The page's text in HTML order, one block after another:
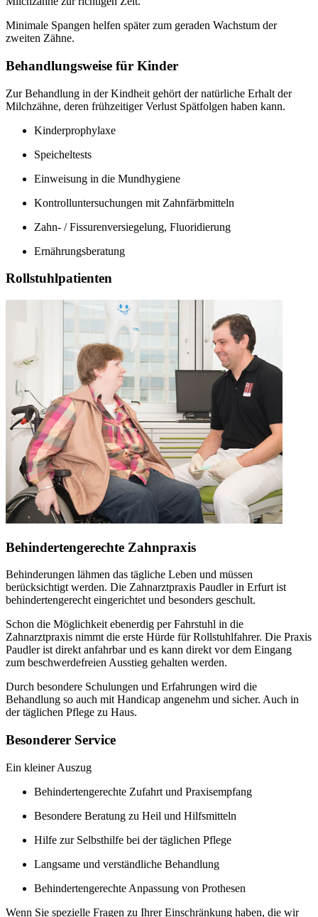
Minimale Spangen helfen später zum geraden Wachstum der
zweiten Zähne.
Behandlungsweise für Kinder
Zur Behandlung in der Kindheit gehört der natürliche Erhalt der
Milchzähne, deren frühzeitiger Verlust Spätfolgen haben kann.
Kinderprophylaxe
Speicheltests
Einweisung in die Mundhygiene
Kontrolluntersuchungen mit Zahnfärbmitteln
Zahn- / Fissurenversiegelung, Fluoridierung
Ernährungsberatung
Rollstuhlpatienten
Behindertengerechte Zahnpraxis
Behinderungen lähmen das tägliche Leben und müssen
berücksichtigt werden. Die Zahnarztpraxis Paudler in Erfurt ist
behindertengerecht eingerichtet und besonders geschult.
Schon die Möglichkeit ebenerdig per Fahrstuhl in die
Zahnarztpraxis nimmt die erste Hürde für Rollstuhlfahrer. Die Praxis
Paudler ist direkt anfahrbar und es kann direkt vor dem Eingang
zum beschwerdefreien Ausstieg gehalten werden.
Durch besondere Schulungen und Erfahrungen wird die
Behandlung so auch mit Handicap angenehm und sicher. Auch in
der täglichen Pflege zu Haus.
Besonderer Service
Ein kleiner Auszug
Behindertengerechte Zufahrt und Praxisempfang
Besondere Beratung zu Heil und Hilfsmitteln
Hilfe zur Selbsthilfe bei der täglichen Pflege
Langsame und verständliche Behandlung
Behindertengerechte Anpassung von Prothesen
Wenn Sie spezielle Fragen zu Ihrer Einschränkung haben, die wir